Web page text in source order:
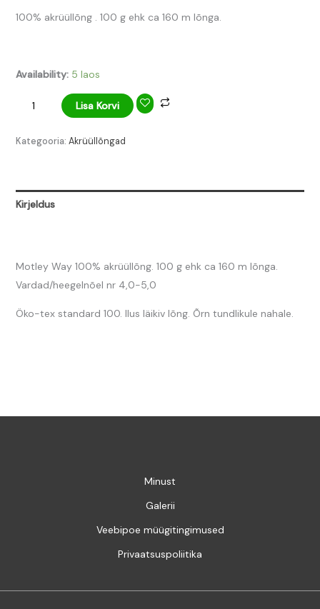
100% akrüüllõng . 100 g ehk ca 160 m lõnga.
Availability: 5 laos
Lisa Korvi
Kategooria: Akrüüllõngad
Kirjeldus
Motley Way 100% akrüüllõng. 100 g ehk ca 160 m lõnga.
Vardad/heegelnõel nr 4,0-5,0
Öko-tex standard 100. Ilus läikiv lõng. Õrn tundlikule nahale.
Minust
Galerii
Veebipoe müügitingimused
Privaatsuspoliitika